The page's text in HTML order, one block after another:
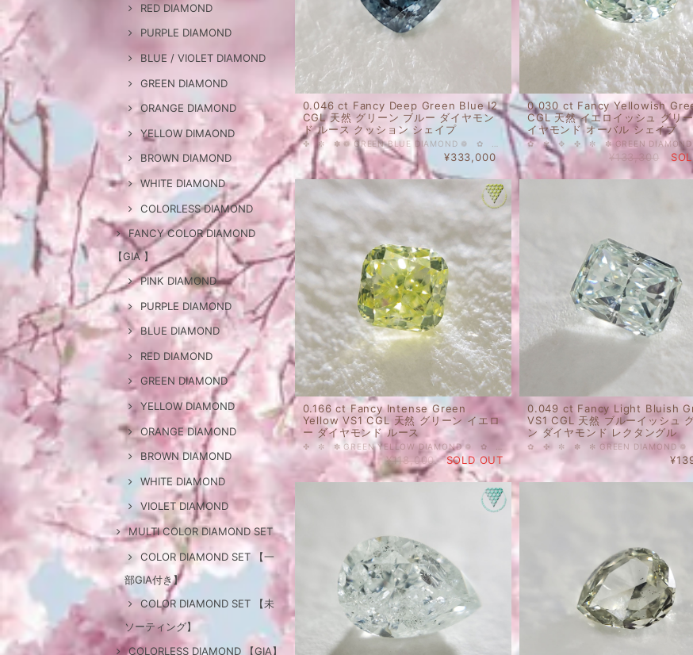
RED DIAMOND
PURPLE DIAMOND
BLUE / VIOLET DIAMOND
GREEN DIAMOND
ORANGE DIAMOND
YELLOW DIMAOND
BROWN DIAMOND
WHITE DIAMOND
COLORLESS DIAMOND
FANCY COLOR DIAMOND
【GIA 】
PINK DIAMOND
PURPLE DIAMOND
BLUE DIAMOND
RED DIAMOND
GREEN DIAMOND
YELLOW DIAMOND
ORANGE DIAMOND
BROWN DIAMOND
WHITE DIAMOND
VIOLET DIAMOND
MULTI COLOR DIAMOND SET
COLOR DIAMOND SET 【一
部GIA付き】
COLOR DIAMOND SET 【未
ソーティング】
COLORLESS DIAMOND 【GIA】
0.046 ct Fancy Deep Green Blue I2
CGL 天然 グリーン ブルー ダイヤモン
ド ルース クッション シェイプ
¥333,000
0.030 ct Fancy Yellowish
CGL 天然 イエロイッシュ グリ
イヤモンド オーバル シェイプ
¥133,300
0.166 ct Fancy Intense Green
Yellow VS1 CGL 天然 グリーン イエロ
ー ダイヤモンド ルース
¥118,000 SOLD OUT
0.049 ct Fancy Light Bluish
VS1 CGL 天然 ブルーイッシュ
ン ダイヤモンド レクタングル